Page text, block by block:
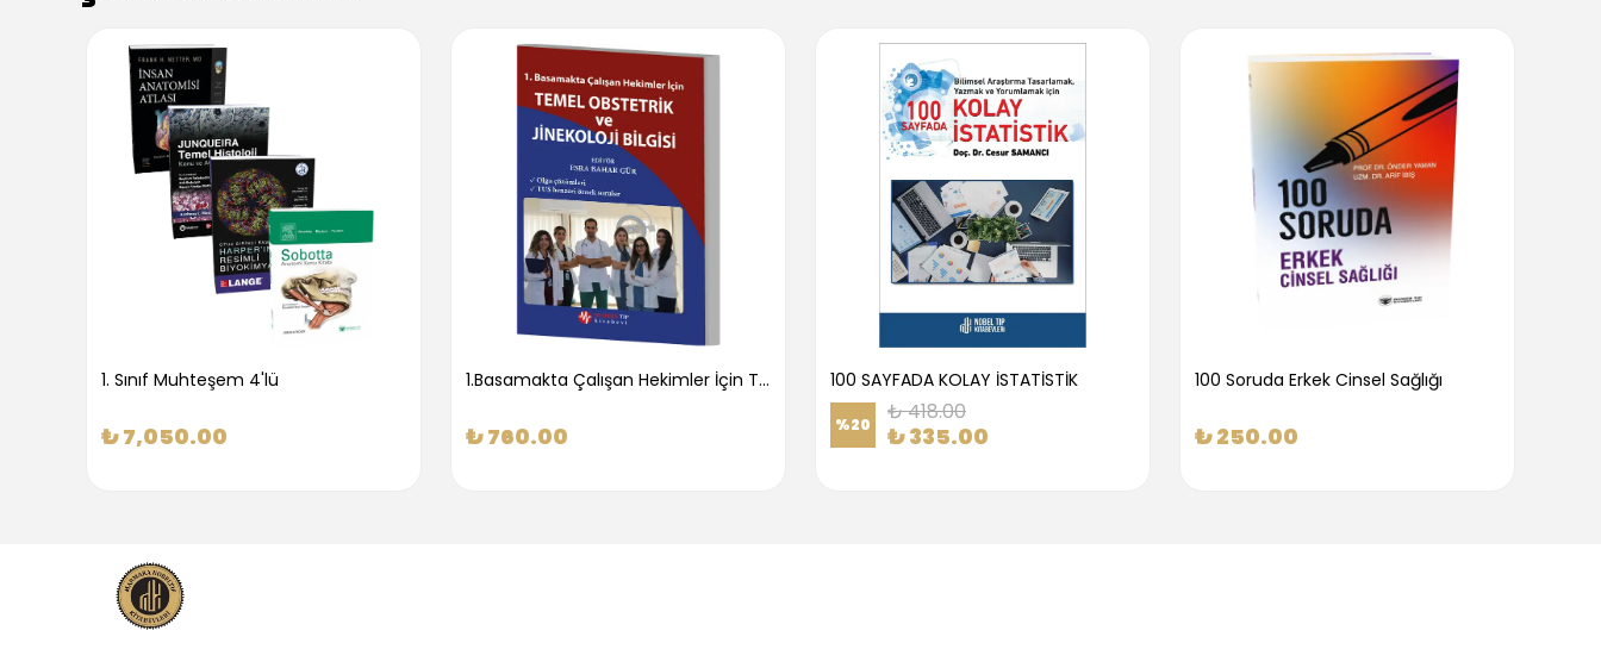
1. Sınıf Muhteşem 4'lü
₺ 7,050.00
1.Basamakta Çalışan Hekimler İçin Temel Obstetrik Ve Jinekoloji Bilgisi
₺ 760.00
100 SAYFADA KOLAY İSTATİSTİK
%20 ₺ 418.00
₺ 335.00
100 Soruda Erkek Cinsel Sağlığı
₺ 250.00